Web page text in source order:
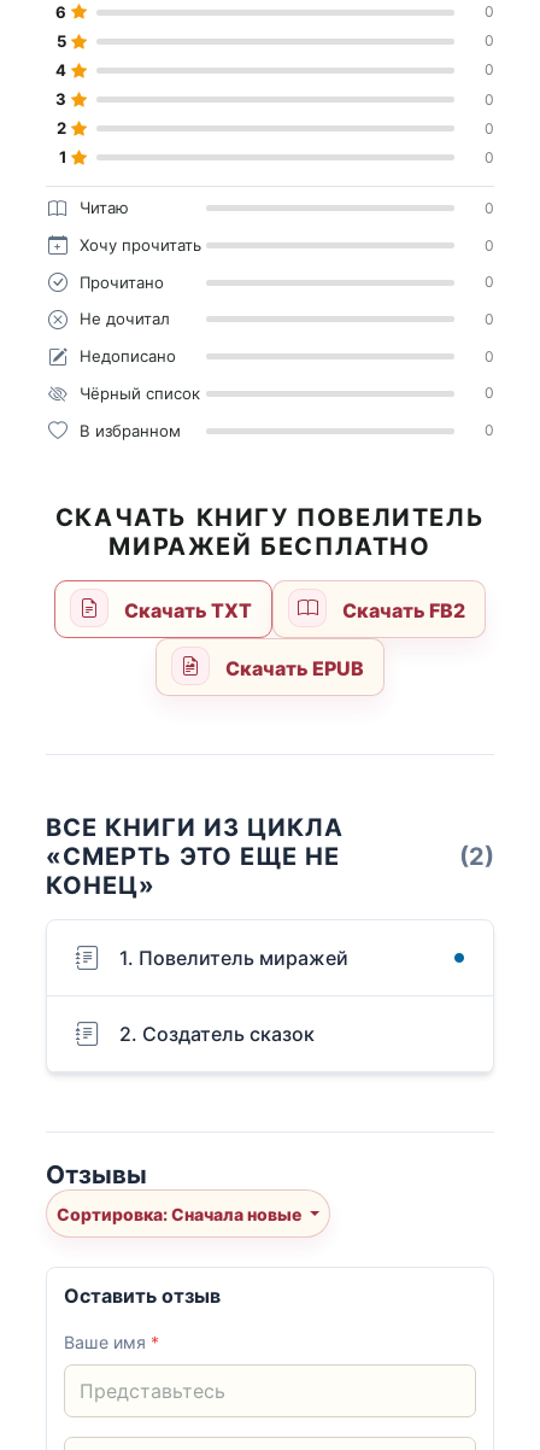
6 0
5 0
4 0
3 0
2 0
1 0
Читаю 0
Хочу прочитать 0
Прочитано 0
Не дочитал 0
Недописано 0
Чёрный список 0
В избранном 0
СКАЧАТЬ КНИГУ ПОВЕЛИТЕЛЬ
МИРАЖЕЙ БЕСПЛАТНО
Скачать TXT Скачать FB2
Скачать EPUB
ВСЕ КНИГИ ИЗ ЦИКЛА
«СМЕРТЬ ЭТО ЕЩЕ НЕ
КОНЕЦ»
(2)
1. Повелитель миражей
2. Создатель сказок
Отзывы
Сортировка: Сначала новые
Оставить отзыв
Ваше имя *